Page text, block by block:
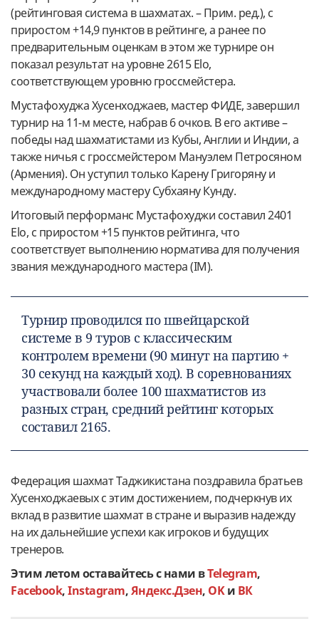
(рейтинговая система в шахматах. – Прим. ред.), с
приростом +14,9 пунктов в рейтинге, а ранее по
предварительным оценкам в этом же турнире он
показал результат на уровне 2615 Elo,
соответствующем уровню гроссмейстера.
Мустафохуджа Хусенходжаев, мастер ФИДЕ, завершил
турнир на 11-м месте, набрав 6 очков. В его активе –
победы над шахматистами из Кубы, Англии и Индии, а
также ничья с гроссмейстером Мануэлем Петросяном
(Армения). Он уступил только Карену Григоряну и
международному мастеру Субхаяну Кунду.
Итоговый перформанс Мустафохуджи составил 2401
Elo, с приростом +15 пунктов рейтинга, что
соответствует выполнению норматива для получения
звания международного мастера (IM).
Турнир проводился по швейцарской
системе в 9 туров с классическим
контролем времени (90 минут на партию +
30 секунд на каждый ход). В соревнованиях
участвовали более 100 шахматистов из
разных стран, средний рейтинг которых
составил 2165.
Федерация шахмат Таджикистана поздравила братьев
Хусенходжаевых с этим достижением, подчеркнув их
вклад в развитие шахмат в стране и выразив надежду
на их дальнейшие успехи как игроков и будущих
тренеров.
Этим летом оставайтесь с нами вTelegram,
Facebook,Instagram,Яндекс.Дзен, OKи ВК